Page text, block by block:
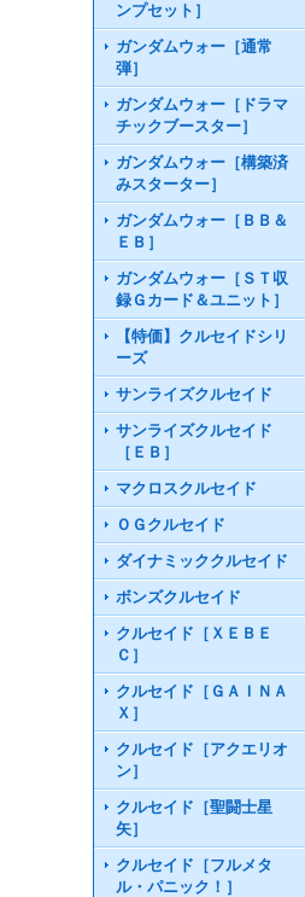
ンプセット］
ガンダムウォー［通常
弾］
ガンダムウォー［ドラマ
チックブースター］
ガンダムウォー［構築済
みスターター］
ガンダムウォー［ＢＢ＆
ＥＢ］
ガンダムウォー［ＳＴ収
録Ｇカード＆ユニット］
【特価】クルセイドシリ
ーズ
サンライズクルセイド
サンライズクルセイド
［ＥＢ］
マクロスクルセイド
ＯＧクルセイド
ダイナミッククルセイド
ボンズクルセイド
クルセイド［ＸＥＢＥ
Ｃ］
クルセイド［ＧＡＩＮＡ
Ｘ］
クルセイド［アクエリオ
ン］
クルセイド［聖闘士星
矢］
クルセイド［フルメタ
ル・パニック！］